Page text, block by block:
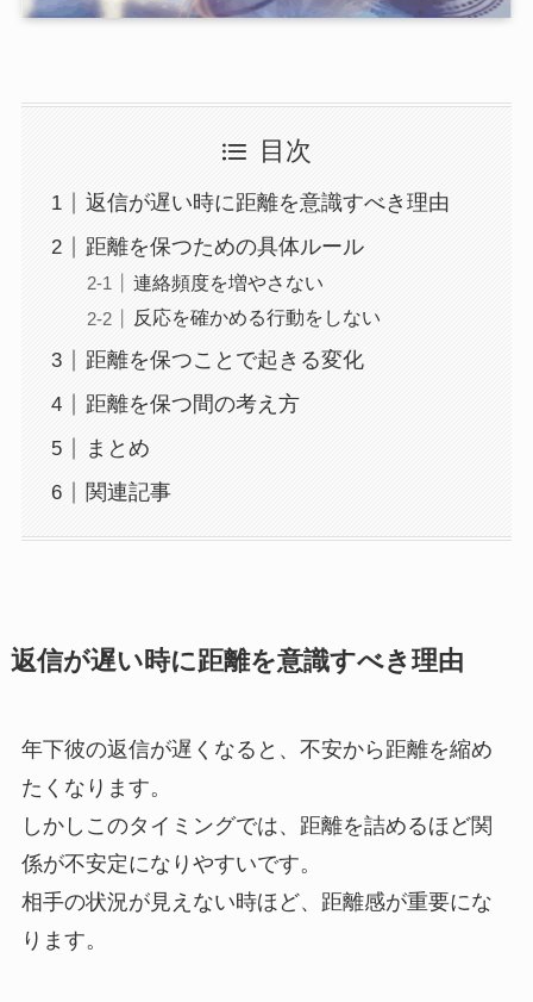
目次
返信が遅い時に距離を意識すべき理由
距離を保つための具体ルール
連絡頻度を増やさない
反応を確かめる行動をしない
距離を保つことで起きる変化
距離を保つ間の考え方
まとめ
関連記事
返信が遅い時に距離を意識すべき理由
年下彼の返信が遅くなると、不安から距離を縮め
たくなります。
しかしこのタイミングでは、距離を詰めるほど関
係が不安定になりやすいです。
相手の状況が見えない時ほど、距離感が重要にな
ります。